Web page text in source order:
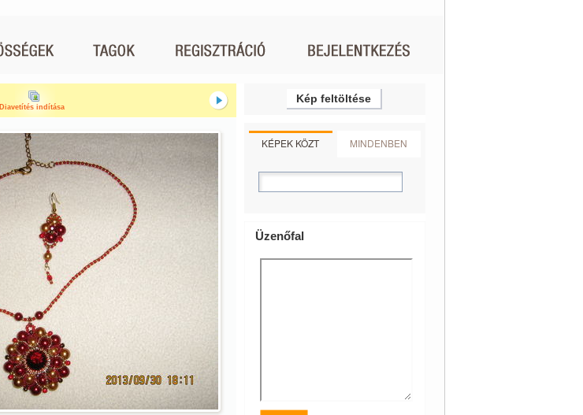
Diavetítés indítása
Kép feltöltése
KÉPEK KÖZT MINDENBEN
Üzenőfal